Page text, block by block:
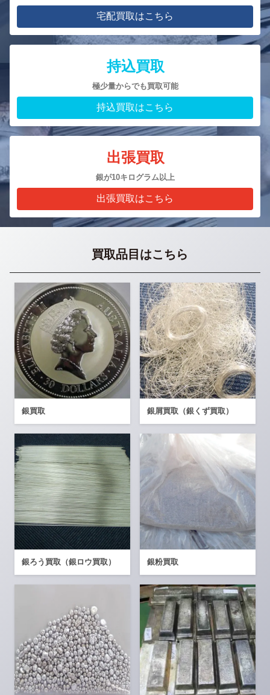
宅配買取はこちら
持込買取
極少量からでも買取可能
持込買取はこちら
出張買取
銀が10キログラム以上
出張買取はこちら
買取品目はこちら
銀買取 銀屑買取（銀くず買取）
銀ろう買取（銀ロウ買取） 銀粉買取